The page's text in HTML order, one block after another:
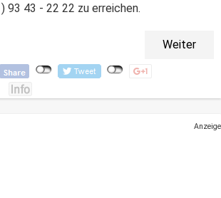
93 43 - 22 22 zu erreichen.
Weiter
Anzeige